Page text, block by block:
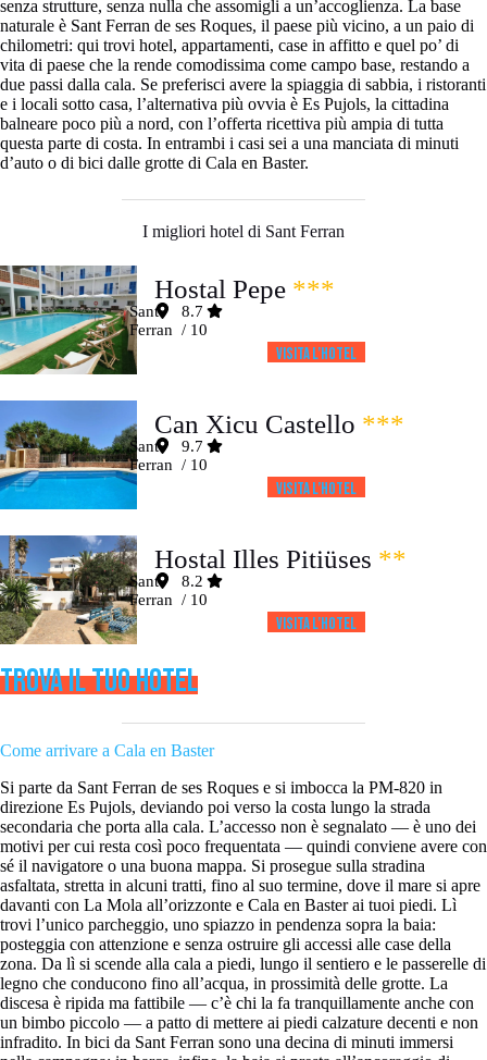
senza strutture, senza nulla che assomigli a un’accoglienza. La base
naturale è Sant Ferran de ses Roques, il paese più vicino, a un paio di
chilometri: qui trovi hotel, appartamenti, case in affitto e quel po’ di
vita di paese che la rende comodissima come campo base, restando a
due passi dalla cala. Se preferisci avere la spiaggia di sabbia, i ristoranti
e i locali sotto casa, l’alternativa più ovvia è Es Pujols, la cittadina
balneare poco più a nord, con l’offerta ricettiva più ampia di tutta
questa parte di costa. In entrambi i casi sei a una manciata di minuti
d’auto o di bici dalle grotte di Cala en Baster.
I migliori hotel di Sant Ferran
Hostal Pepe ***
Sant
Ferran
8.7
/ 10
Visita l’HOTEL
Can Xicu Castello ***
Sant
Ferran
9.7
/ 10
Visita l’HOTEL
Hostal Illes Pitiüses **
Sant
Ferran
8.2
/ 10
Visita l’HOTEL
TROVA IL TUO HOTEL
Come arrivare a Cala en Baster
Si parte da Sant Ferran de ses Roques e si imbocca la PM-820 in
direzione Es Pujols, deviando poi verso la costa lungo la strada
secondaria che porta alla cala. L’accesso non è segnalato — è uno dei
motivi per cui resta così poco frequentata — quindi conviene avere con
sé il navigatore o una buona mappa. Si prosegue sulla stradina
asfaltata, stretta in alcuni tratti, fino al suo termine, dove il mare si apre
davanti con La Mola all’orizzonte e Cala en Baster ai tuoi piedi. Lì
trovi l’unico parcheggio, uno spiazzo in pendenza sopra la baia:
posteggia con attenzione e senza ostruire gli accessi alle case della
zona. Da lì si scende alla cala a piedi, lungo il sentiero e le passerelle di
legno che conducono fino all’acqua, in prossimità delle grotte. La
discesa è ripida ma fattibile — c’è chi la fa tranquillamente anche con
un bimbo piccolo — a patto di mettere ai piedi calzature decenti e non
infradito. In bici da Sant Ferran sono una decina di minuti immersi